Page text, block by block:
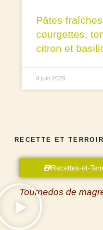
Pâtes
courgettes,
citron et
8 juin 2026
RECETTE ET
Recettes-et-
Tournedos de